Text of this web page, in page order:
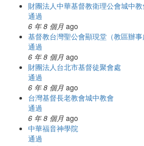
財團法人中華基督教衛理公會城中教
通過
6 年 8 個月 ago
基督教台灣聖公會顯現堂（教區辦事
通過
6 年 8 個月 ago
財團法人台北市基督徒聚會處
通過
6 年 8 個月 ago
台灣基督長老教會城中教會
通過
6 年 8 個月 ago
中華福音神學院
通過